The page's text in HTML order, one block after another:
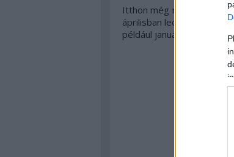
Itthon még nem
áprilisban lecsengett, én
például január 30-án jön,